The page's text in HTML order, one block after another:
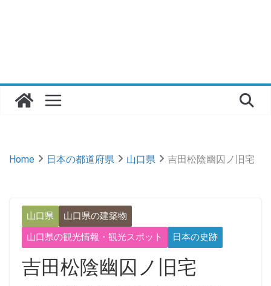
Home 日本の都道府県 山口県 吉田松陰幽囚ノ旧宅
山口県
山口県の建築物
山口県の観光情報・観光スポット
日本の史跡
吉田松陰幽囚ノ旧宅